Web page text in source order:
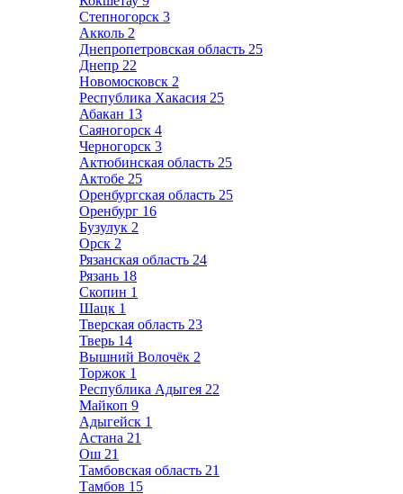
Степногорск 3
Акколь 2
Днепропетровская область 25
Днепр 22
Новомосковск 2
Республика Хакасия 25
Абакан 13
Саяногорск 4
Черногорск 3
Актюбинская область 25
Актобе 25
Оренбургская область 25
Оренбург 16
Бузулук 2
Орск 2
Рязанская область 24
Рязань 18
Скопин 1
Шацк 1
Тверская область 23
Тверь 14
Вышний Волочёк 2
Торжок 1
Республика Адыгея 22
Майкоп 9
Адыгейск 1
Астана 21
Ош 21
Тамбовская область 21
Тамбов 15